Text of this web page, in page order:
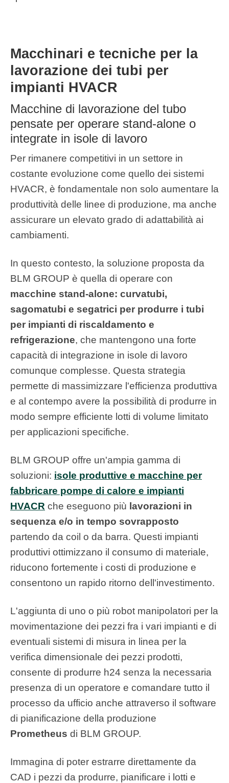
Macchinari e tecniche per la
lavorazione dei tubi per
impianti HVACR
Macchine di lavorazione del tubo
pensate per operare stand-alone o
integrate in isole di lavoro
Per rimanere competitivi in un settore in
costante evoluzione come quello dei sistemi
HVACR, è fondamentale non solo aumentare la
produttività delle linee di produzione, ma anche
assicurare un elevato grado di adattabilità ai
cambiamenti.
In questo contesto, la soluzione proposta da
BLM GROUP è quella di operare con
macchine stand-alone: curvatubi,
sagomatubi e segatrici per produrre i tubi
per impianti di riscaldamento e
refrigerazione, che mantengono una forte
capacità di integrazione in isole di lavoro
comunque complesse. Questa strategia
permette di massimizzare l'efficienza produttiva
e al contempo avere la possibilità di produrre in
modo sempre efficiente lotti di volume limitato
per applicazioni specifiche.
BLM GROUP offre un'ampia gamma di
soluzioni: isole produttive e macchine per
fabbricare pompe di calore e impianti
HVACR che eseguono più lavorazioni in
sequenza e/o in tempo sovrapposto
partendo da coil o da barra. Questi impianti
produttivi ottimizzano il consumo di materiale,
riducono fortemente i costi di produzione e
consentono un rapido ritorno dell'investimento.
L'aggiunta di uno o più robot manipolatori per la
movimentazione dei pezzi fra i vari impianti e di
eventuali sistemi di misura in linea per la
verifica dimensionale dei pezzi prodotti,
consente di produrre h24 senza la necessaria
presenza di un operatore e comandare tutto il
processo da ufficio anche attraverso il software
di pianificazione della produzione
Prometheus di BLM GROUP.
Immagina di poter estrarre direttamente da
CAD i pezzi da produrre, pianificare i lotti e